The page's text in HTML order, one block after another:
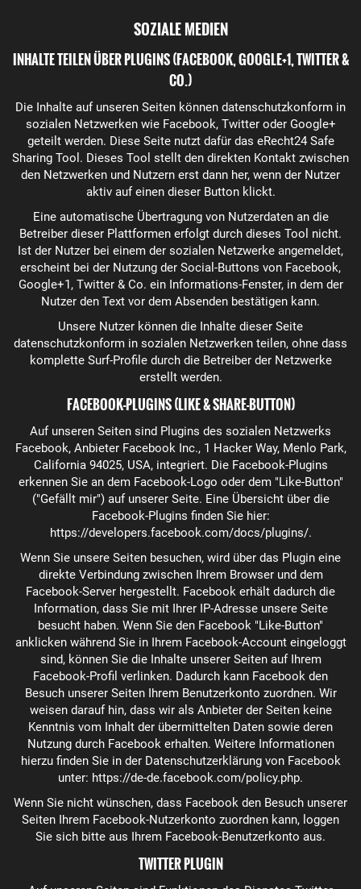
SOZIALE MEDIEN
INHALTE TEILEN ÜBER PLUGINS (FACEBOOK, GOOGLE+1, TWITTER &
CO.)
Die Inhalte auf unseren Seiten können datenschutzkonform in
sozialen Netzwerken wie Facebook, Twitter oder Google+
geteilt werden. Diese Seite nutzt dafür das eRecht24 Safe
Sharing Tool . Dieses Tool stellt den direkten Kontakt zwischen
den Netzwerken und Nutzern erst dann her, wenn der Nutzer
aktiv auf einen dieser Button klickt.
Eine automatische Übertragung von Nutzerdaten an die
Betreiber dieser Plattformen erfolgt durch dieses Tool nicht.
Ist der Nutzer bei einem der sozialen Netzwerke angemeldet,
erscheint bei der Nutzung der Social-Buttons von Facebook,
Google+1, Twitter & Co. ein Informations-Fenster, in dem der
Nutzer den Text vor dem Absenden bestätigen kann.
Unsere Nutzer können die Inhalte dieser Seite
datenschutzkonform in sozialen Netzwerken teilen, ohne dass
komplette Surf-Profile durch die Betreiber der Netzwerke
erstellt werden.
FACEBOOK-PLUGINS (LIKE & SHARE-BUTTON)
Auf unseren Seiten sind Plugins des sozialen Netzwerks
Facebook, Anbieter Facebook Inc., 1 Hacker Way, Menlo Park,
California 94025, USA, integriert. Die Facebook-Plugins
erkennen Sie an dem Facebook-Logo oder dem "Like-Button"
("Gefällt mir") auf unserer Seite. Eine Übersicht über die
Facebook-Plugins finden Sie hier:
https://developers.facebook.com/docs/plugins/.
Wenn Sie unsere Seiten besuchen, wird über das Plugin eine
direkte Verbindung zwischen Ihrem Browser und dem
Facebook-Server hergestellt. Facebook erhält dadurch die
Information, dass Sie mit Ihrer IP-Adresse unsere Seite
besucht haben. Wenn Sie den Facebook "Like-Button"
anklicken während Sie in Ihrem Facebook-Account eingeloggt
sind, können Sie die Inhalte unserer Seiten auf Ihrem
Facebook-Profil verlinken. Dadurch kann Facebook den
Besuch unserer Seiten Ihrem Benutzerkonto zuordnen. Wir
weisen darauf hin, dass wir als Anbieter der Seiten keine
Kenntnis vom Inhalt der übermittelten Daten sowie deren
Nutzung durch Facebook erhalten. Weitere Informationen
hierzu finden Sie in der Datenschutzerklärung von Facebook
unter: https://de-de.facebook.com/policy.php.
Wenn Sie nicht wünschen, dass Facebook den Besuch unserer
Seiten Ihrem Facebook-Nutzerkonto zuordnen kann, loggen
Sie sich bitte aus Ihrem Facebook-Benutzerkonto aus.
TWITTER PLUGIN